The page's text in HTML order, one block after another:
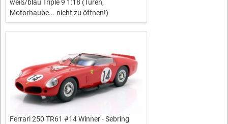
weiß/blau Triple 9 1:18 (Türen,
Motorhaube... nicht zu öffnen!)
Ferrari 250 TR61 #14 Winner - Sebring